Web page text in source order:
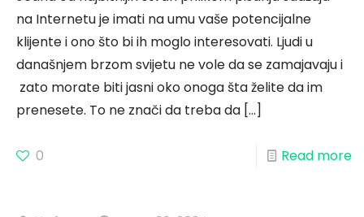
na Internetu je imati na umu vaše potencijalne
klijente i ono što bi ih moglo interesovati. Ljudi u
današnjem brzom svijetu ne vole da se zamajavaju i
zato morate biti jasni oko onoga šta želite da im
prenesete. To ne znači da treba da […]
0 Read more